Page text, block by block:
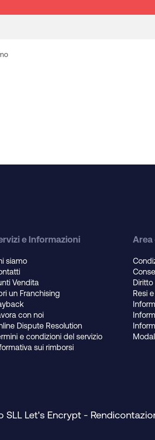
e Informazioni
siamo
Vendita
un Franchising
con noi
Dispute Resolution
e condizioni del servizio
sui rimborsi
Area
Resi
SLL Let's Encrypt -